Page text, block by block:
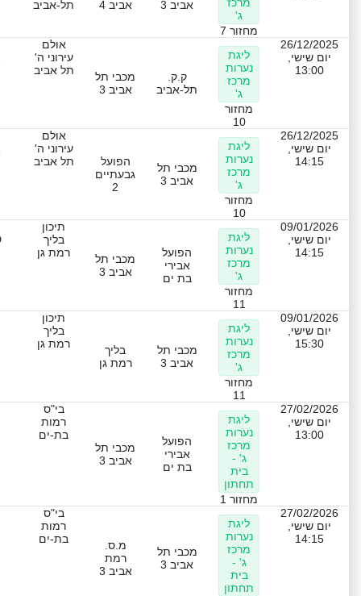
ג'
מחזור 7
אביב 3
אביב 4
תל-אביב
26/12/2025
יום שישי,
13:00
ליגת
נערות
מרכז
ג'
מחזור
10
ק.ק.
תל-אביב
מכבי תל
אביב 3
אולם
עירוני ה'
תל אביב
26/12/2025
יום שישי,
14:15
ליגת
נערות
מרכז
ג'
מחזור
10
מכבי תל
אביב 3
הפועל
גבעתיים
2
אולם
עירוני ה'
תל אביב
09/01/2026
יום שישי,
14:15
ליגת
נערות
מרכז
ג'
מחזור
11
הפועל
אבירי
בת ים
מכבי תל
אביב 3
תיכון
בליך
רמת גן
09/01/2026
יום שישי,
15:30
ליגת
נערות
מרכז
ג'
מחזור
11
מכבי תל
אביב 3
בליך
רמת גן
תיכון
בליך
רמת גן
27/02/2026
יום שישי,
13:00
ליגת
נערות
מרכז
ג' -
בית
תחתון
מחזור 1
הפועל
אבירי
בת ים
מכבי תל
אביב 3
בי"ס
רמות
בת-ים
27/02/2026
יום שישי,
14:15
ליגת
נערות
מרכז
ג' -
בית
תחתון
מכבי תל
אביב 3
מ.ס.
רמת
אביב 3
בי"ס
רמות
בת-ים